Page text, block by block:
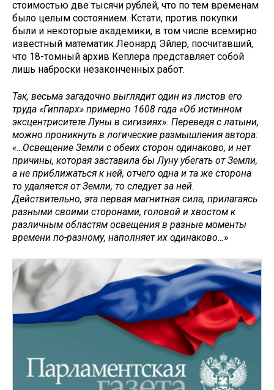
стоимостью две тысячи рублей, что по тем временам
было целым состоянием. Кстати, против покупки
были и некоторые академики, в том числе всемирно
известный математик Леонард Эйлер, посчитавший,
что 18-томный архив Кеплера представляет собой
лишь наброски незаконченных работ.
Так, весьма загадочно выглядит один из листов его
труда «Гиппарх» примерно 1608 года «Об истинном
эксцентриситете Луны в сигизиях». Переведя с латыни,
можно проникнуть в логические размышления автора:
«…Освещение Земли с обеих сторон одинаково, и нет
причины, которая заставила бы Луну убегать от Земли,
а не приближаться к ней, отчего одна и та же сторона
то удаляется от Земли, то следует за ней.
Действительно, эта первая магнитная сила, прилагаясь
разными своими сторонами, головой и хвостом к
различным областям освещения в разные моменты
времени по-разному, наполняет их одинаково…»